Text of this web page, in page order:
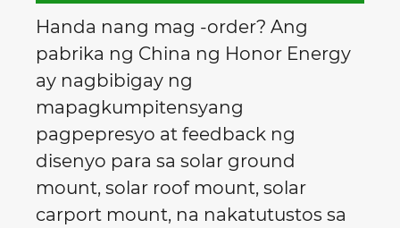
Handa nang mag -order? Ang
pabrika ng China ng Honor Energy
ay nagbibigay ng
mapagkumpitensyang
pagpepresyo at feedback ng
disenyo para sa solar ground
mount, solar roof mount, solar
carport mount, na nakatutustos sa